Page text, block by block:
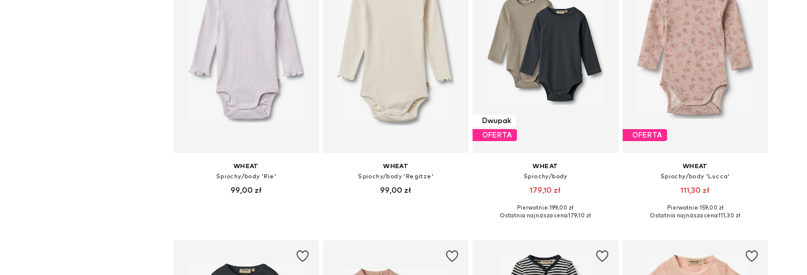
WHEAT
Śpiochy/body 'Rie'
99,00 zł
WHEAT
Śpiochy/body 'Regitze'
99,00 zł
Dwupak
OFERTA
WHEAT
Śpiochy/body
179,10 zł
Dostępne rozmiary: 80, 86
Pierwotnie: 199,00 zł
Ostatnia najniższa cena:179,10 zł
OFERTA
WHEAT
Śpiochy/body 'Lucca'
111,30 zł
Dostępne rozmiary: 56
Pierwotnie: 159,00 zł
Ostatnia najniższa cena:111,30 zł